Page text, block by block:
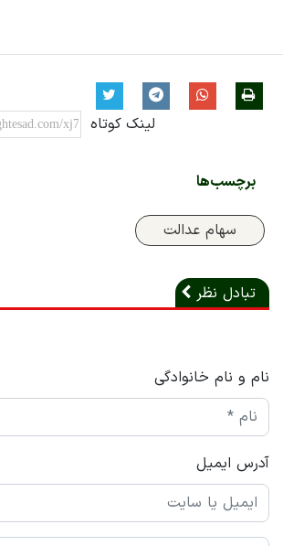
لینک کوتاه
برچسب‌ها
سهام عدالت
تبادل نظر
نام و نام خانوادگی
آدرس ایمیل